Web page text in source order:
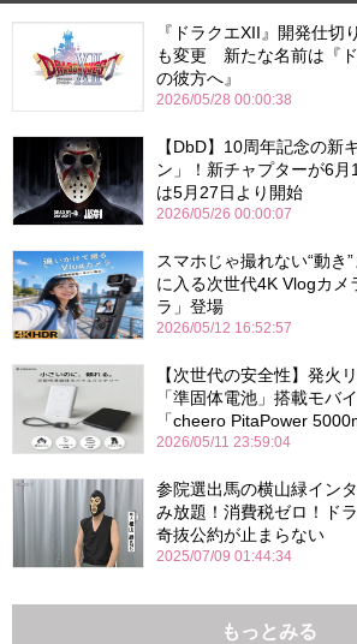
『ドラクエXII』開発仕切
も変更 新たな名前は『
の彼方へ』
2026/05/28 00:00:38
【DbD】10周年記念の新
ン」！新チャプターが6
は5月27日より開始
2026/05/26 00:00:07
スマホじゃ撮れない“動き
に入る次世代4K Vlogカメ
ラ」登場
2026/05/12 16:52:57
【次世代の安全性】発火
「準固体電池」搭載モバ
「cheero PitaPower
2026/05/11 23:59:04
参院選出馬の横山緑イン
み放題！消費税ゼロ！ド
奇抜公約が止まらない
2025/07/09 01:44:34
もっとみる